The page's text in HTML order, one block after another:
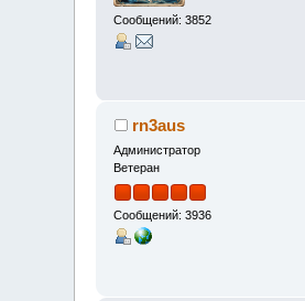
Сообщений: 3852
rn3aus
Администратор
Ветеран
Сообщений: 3936